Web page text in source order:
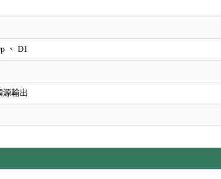
、 D1
源輸出